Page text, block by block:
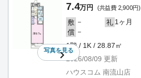
写真を見る
7.4万円 (共益費 2,900円)
敷 － 礼 1ヶ月
償 －
1階 / 1K / 28.87㎡
2026/08/09 更新
ハウスコム 南流山店